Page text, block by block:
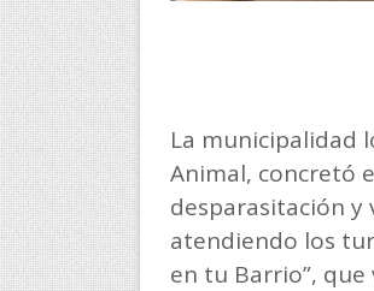
La municipalidad
Animal, concretó
desparasitación y
atendiendo los
en tu Barrio”, que